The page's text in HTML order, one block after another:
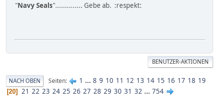
"Navy Seals".............. Gebe ab. :respekt:
BENUTZER-AKTIONEN
NACH OBEN Seiten 1 ... 8 9 10 11 12 13 14 15 16 17 18 19
20 21 22 23 24 25 26 27 28 29 30 31 32 ... 754